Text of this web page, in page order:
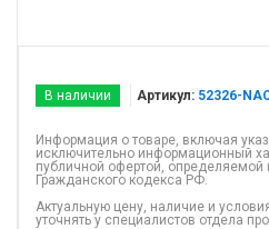
В наличии Артикул: 52326-
Информация о товаре, включая
исключительно информационный
публичной офертой,
Гражданского кодекса РФ.
Актуальную цену, наличие и
уточнять у специалистов отдела